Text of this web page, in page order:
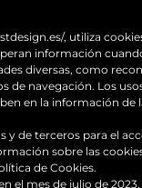
, utiliza
información
diversas, como
de navegación. Los
en la información de
y de terceros para el
sobre las
de Cookies.
el mes de julio de
cita previa.